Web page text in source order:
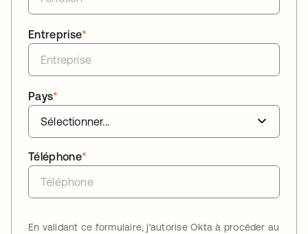
*
Entreprise
*
Pays
*
Téléphone
En validant ce formulaire, j'autorise Okta à procéder au